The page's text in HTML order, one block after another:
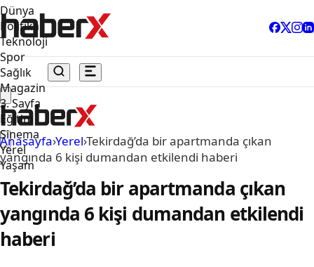
Dünya
Politika
Teknoloji
Spor
Sağlık
Magazin
3. Sayfa
Eğitim
Sinema
Yerel
Yaşam
Anasayfa›Yerel›Tekirdağ’da bir apartmanda çıkan
yangında 6 kişi dumandan etkilendi haberi
Tekirdağ’da bir apartmanda çıkan
yangında 6 kişi dumandan etkilendi
haberi